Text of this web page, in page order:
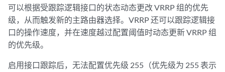
可以根据受跟踪逻辑接口的状态动态更改 VRRP 组的优先
级，从而触发新的主路由器选择。VRRP 还可以跟踪逻辑接
口的操作速度，并在速度越过配置阈值时动态更新 VRRP 组
的优先级。
启用接口跟踪后，无法配置优先级 255（优先级为 255 表示